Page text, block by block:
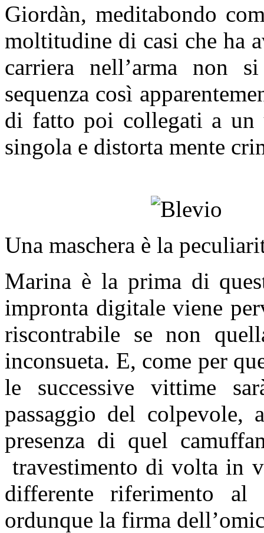
Giordàn, meditabondo
moltitudine di casi che ha
carriera nell’arma non
sequenza così
di fatto poi collegati a un
singola e distorta mente
Una maschera è la
Marina è la prima di
impronta digitale viene
riscontrabile se non
inconsueta. E, come per
le successive vittime
passaggio del colpevole,
presenza di quel
travestimento di volta in
differente riferimento al
ordunque la firma